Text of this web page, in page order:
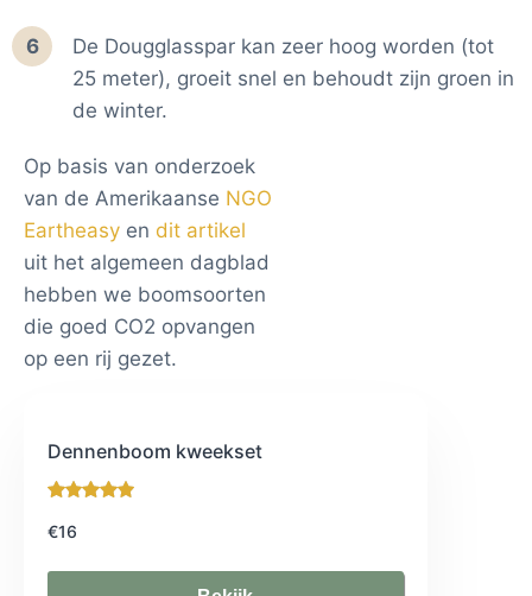
6
De Dougglasspar kan zeer hoog worden (tot
25 meter), groeit snel en behoudt zijn groen in
de winter.
Op basis van onderzoek
van de Amerikaanse NGO
Eartheasy en dit artikel
uit het algemeen dagblad
hebben we boomsoorten
die goed CO2 opvangen
op een rij gezet.
Dennenboom kweekset
€16